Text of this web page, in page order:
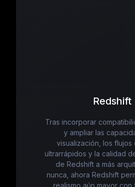
Redshift
Tras incorporar
y ampliar las
visualización, los flujos
ultrarrápidos y la calidad
de Redshift a más
nunca, ahora Redshift
realismo aún mayor con